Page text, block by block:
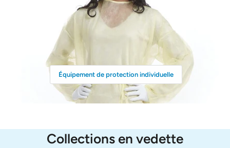
Équipement de protection individuelle
Collections en vedette